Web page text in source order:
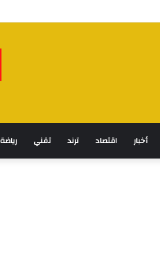
أخبار اقتصاد ترند تقني رياضة